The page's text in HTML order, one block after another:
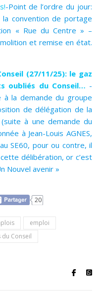
-Point de l’ordre du jour:
convention de portage
« Rue du Centre » –
et remise en état.
(27/11/25): le gaz
oubliés du Conseil… -
à la demande du groupe
de délégation de la
à une demande du
à Jean-Louis AGNES,
SE60, pour ou contre, il
délibération, or c’est
Nouvel avenir »
20
emploi
du Conseil